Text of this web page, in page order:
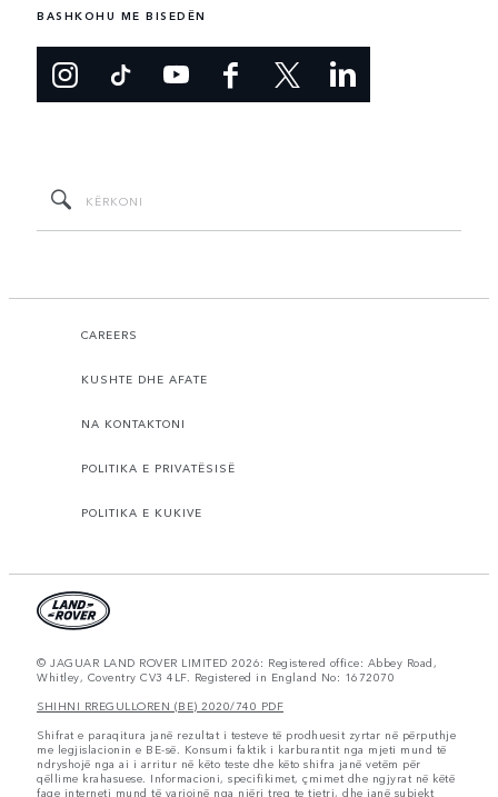
BASHKOHU ME BISEDËN
CAREERS
KUSHTE DHE AFATE
NA KONTAKTONI
POLITIKA E PRIVATËSISË
POLITIKA E KUKIVE
© JAGUAR LAND ROVER LIMITED 2026: Registered office: Abbey Road,
Whitley, Coventry CV3 4LF. Registered in England No: 1672070
SHIHNI RREGULLOREN (BE) 2020/740 PDF
Shifrat e paraqitura janë rezultat i testeve të prodhuesit zyrtar në përputhje
me legjislacionin e BE-së. Konsumi faktik i karburantit nga mjeti mund të
ndryshojë nga ai i arritur në këto teste dhe këto shifra janë vetëm për
qëllime krahasuese. Informacioni, specifikimet, çmimet dhe ngjyrat në këtë
faqe interneti mund të variojnë nga njëri treg te tjetri, dhe janë subjekt